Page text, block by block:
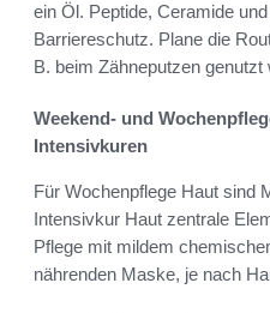
ein Öl. Peptide, Ceramide
Barriereschutz. Plane die
B. beim Zähneputzen genutzt
Weekend- und
Intensivkuren
Für Wochenpflege Haut sind
Intensivkur Haut zentrale
Pflege mit mildem
nährenden Maske, je nach